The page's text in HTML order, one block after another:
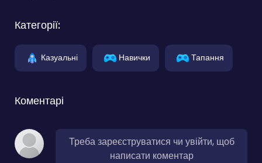
Категорії:
Казуальні Навички Тапання
Коментарі
Треба зареєструватися чи увійти, щоб
написати коментар